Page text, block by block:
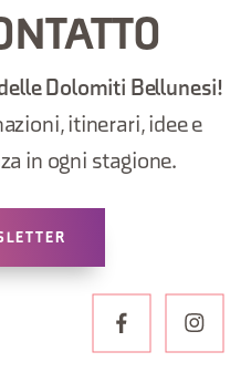
Dolomiti Bellunesi!
itinerari, idee e
in ogni stagione.